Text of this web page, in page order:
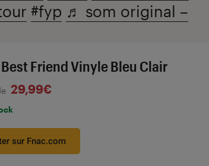
#fyp ♬ som original –
Best Friend Vinyle Bleu Clair
29,99€
sur Fnac.com